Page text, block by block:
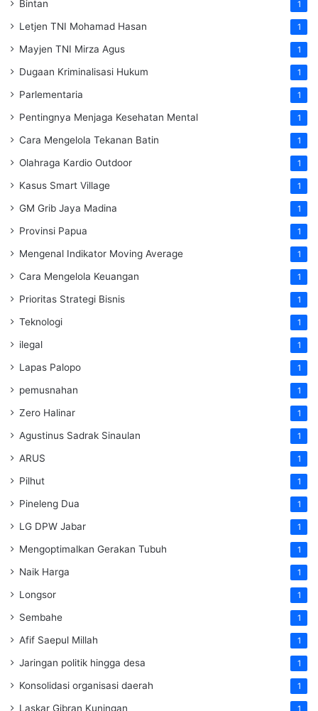
Bintan 1
Letjen TNI Mohamad Hasan 1
Mayjen TNI Mirza Agus 1
Dugaan Kriminalisasi Hukum 1
Parlementaria 1
Pentingnya Menjaga Kesehatan Mental 1
Cara Mengelola Tekanan Batin 1
Olahraga Kardio Outdoor 1
Kasus Smart Village 1
GM Grib Jaya Madina 1
Provinsi Papua 1
Mengenal Indikator Moving Average 1
Cara Mengelola Keuangan 1
Prioritas Strategi Bisnis 1
Teknologi 1
ilegal 1
Lapas Palopo 1
pemusnahan 1
Zero Halinar 1
Agustinus Sadrak Sinaulan 1
ARUS 1
Pilhut 1
Pineleng Dua 1
LG DPW Jabar 1
Mengoptimalkan Gerakan Tubuh 1
Naik Harga 1
Longsor 1
Sembahe 1
Afif Saepul Millah 1
Jaringan politik hingga desa 1
Konsolidasi organisasi daerah 1
Laskar Gibran Kuningan 1